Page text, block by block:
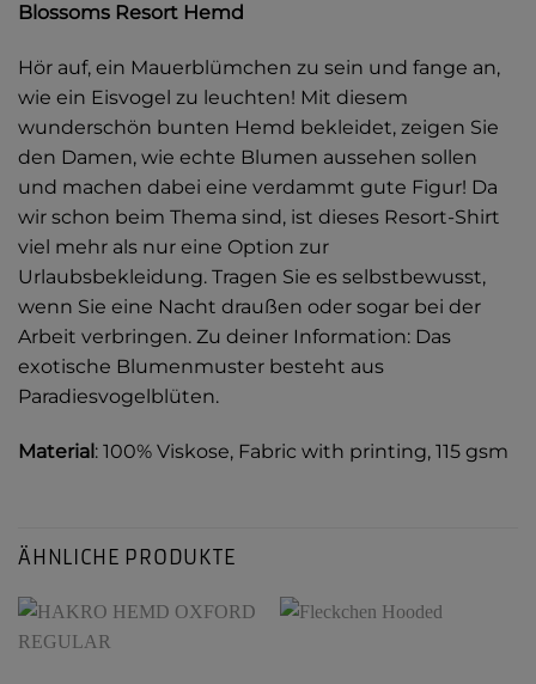
Blossoms Resort Hemd
Hör auf, ein Mauerblümchen zu sein und fange an,
wie ein Eisvogel zu leuchten! Mit diesem
wunderschön bunten Hemd bekleidet, zeigen Sie
den Damen, wie echte Blumen aussehen sollen
und machen dabei eine verdammt gute Figur! Da
wir schon beim Thema sind, ist dieses Resort-Shirt
viel mehr als nur eine Option zur
Urlaubsbekleidung. Tragen Sie es selbstbewusst,
wenn Sie eine Nacht draußen oder sogar bei der
Arbeit verbringen. Zu deiner Information: Das
exotische Blumenmuster besteht aus
Paradiesvogelblüten.
Material: 100% Viskose, Fabric with printing, 115 gsm
ÄHNLICHE PRODUKTE